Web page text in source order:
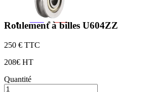
Roulement à billes U604ZZ
250 € TTC
208€ HT
Quantité